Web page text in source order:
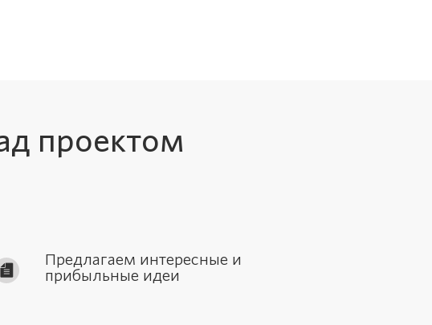
проектом
Предлагаем интересные и
прибыльные идеи